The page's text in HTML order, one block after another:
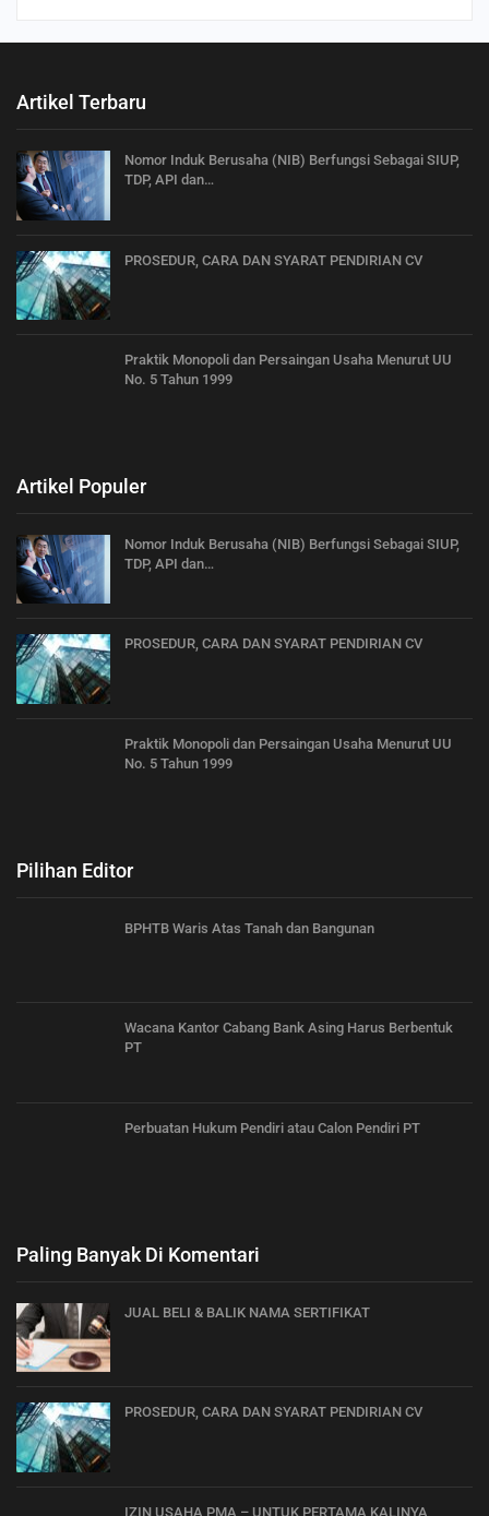
Artikel Terbaru
Nomor Induk Berusaha (NIB) Berfungsi Sebagai SIUP,
TDP, API dan…
PROSEDUR, CARA DAN SYARAT PENDIRIAN CV
Praktik Monopoli dan Persaingan Usaha Menurut UU
No. 5 Tahun 1999
Artikel Populer
Nomor Induk Berusaha (NIB) Berfungsi Sebagai SIUP,
TDP, API dan…
PROSEDUR, CARA DAN SYARAT PENDIRIAN CV
Praktik Monopoli dan Persaingan Usaha Menurut UU
No. 5 Tahun 1999
Pilihan Editor
BPHTB Waris Atas Tanah dan Bangunan
Wacana Kantor Cabang Bank Asing Harus Berbentuk
PT
Perbuatan Hukum Pendiri atau Calon Pendiri PT
Paling Banyak Di Komentari
JUAL BELI & BALIK NAMA SERTIFIKAT
PROSEDUR, CARA DAN SYARAT PENDIRIAN CV
IZIN USAHA PMA – UNTUK PERTAMA KALINYA